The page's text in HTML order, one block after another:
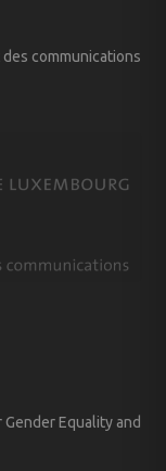
communications
Equality and